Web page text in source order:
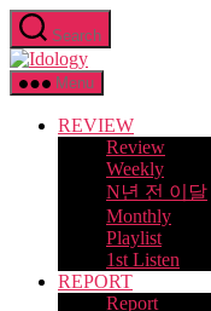
Skip
to
the
content
Search
Idology
Menu
REVIEW
Review
Weekly
N년 전 이달
Monthly
Playlist
1st Listen
REPORT
Report